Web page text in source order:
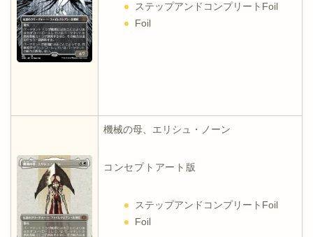
ステップアンドコンプリートFoil
Foil
機械の母、エリシュ・ノーン
コンセプトアート版
ステップアンドコンプリートFoil
Foil